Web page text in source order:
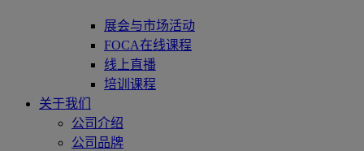
展会与市场活动
FOCA在线课程
线上直播
培训课程
关于我们
公司介绍
公司品牌